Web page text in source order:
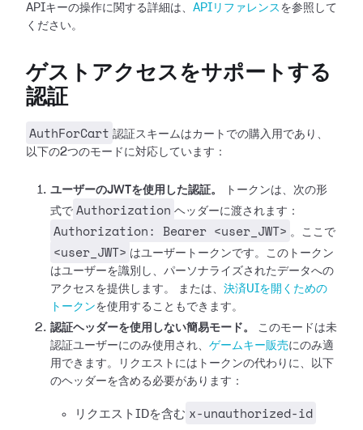
APIキーの操作に関する詳細は、 APIリファレンス を参照して
ください。
ゲストアクセスをサポートする
認証
AuthForCart 認証スキームはカートでの購入用であり、
以下の2つのモードに対応しています：
ユーザーのJWTを使用した認証。
トークンは、次の形
式で Authorization ヘッダーに渡されます：
Authorization: Bearer <user_JWT> 。ここで
<user_JWT> はユーザートークンです。このトークン
はユーザーを識別し、パーソナライズされたデータへの
アクセスを提供します。
または、 決済UIを開くための
トークンを使用することもできます。
認証ヘッダーを使用しない簡易モード。
このモードは未
認証ユーザーにのみ使用され、 ゲームキー販売にのみ適
用できます。リクエストにはトークンの代わりに、以下
のヘッダーを含める必要があります：
リクエストIDを含む x-unauthorized-id